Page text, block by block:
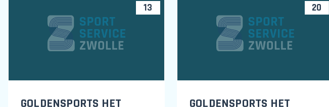
13
GOLDENSPORTS HET
20
GOLDENSPORTS HET